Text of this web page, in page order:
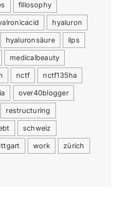
fillosophy
hyaluron
hyaluronsäure lips
medicalbeauty
nctf nctf135ha
over40blogger
restructuring
schweiz
work zürich